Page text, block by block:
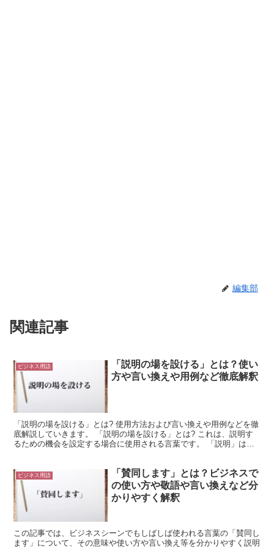
編集部
関連記事
ビジネス用語
「説明の場を設ける」とは？使い
方や言い換えや用例など徹底解釈
「説明の場を設ける」とは? 使用方法および言い換えや用例などを徹
底解説していきます。 「説明の場を設ける」とは? これは、説明す
るための機会を設定する場合に使用される言葉です。 「説明」は
ビジネス用語
「賛同します」とは？ビジネスで
の使い方や敬語や言い換えなど分
かりやすく解釈
この記事では、ビジネスシーンでもしばしば使われる言葉の「賛同し
ます」について、その意味や使い方や言い換え等を分かりやすく説明